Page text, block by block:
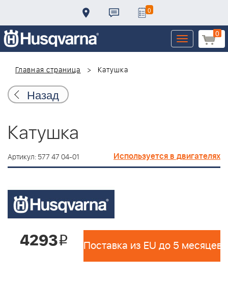
0
0
Toggle
navigation
Главная страница
Катушка
Назад
Катушка
Артикул: 577 47 04-01 Используется в двигателях
4293i Поставка из EU до 5 месяцев